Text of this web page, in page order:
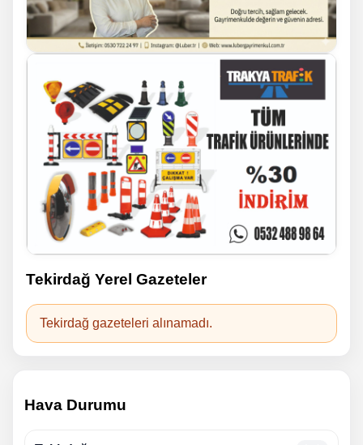
Tekirdağ Yerel Gazeteler
Tekirdağ gazeteleri alınamadı.
Hava Durumu